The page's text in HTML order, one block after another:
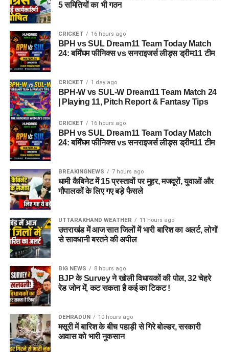
5 समितियों का भी गठन
CRICKET 16 hours ago
BPH vs SUL Dream11 Team Today Match
24: बर्मिंघम फीनिक्स vs सनराइजर्स लीड्स ड्रीम11 टीम
CRICKET 1 day ago
BPH-W vs SUL-W Dream11 Team Match 24
| Playing 11, Pitch Report & Fantasy Tips
CRICKET 16 hours ago
BPH vs SUL Dream11 Team Today Match
24: बर्मिंघम फीनिक्स vs सनराइजर्स लीड्स ड्रीम11 टीम
BREAKINGNEWS 7 hours ago
धामी कैबिनेट में 15 प्रस्तावों पर मुहर, मजदूरों, युवाओं और
गौपालकों के लिए गए बड़े फैसले
UTTARAKHAND WEATHER 11 hours ago
उत्तराखंड में आज सात जिलों में भारी बारिश का अलर्ट, लोगों
से सावधानी बरतने की अपील
BIG NEWS 8 hours ago
BJP के Survey ने खोली विधायकों की पोल, 32 चेहरे
रेड जोन में, कट सकता है कई का टिकट !
DEHRADUN 10 hours ago
मसूरी में बारिश के बीच पहाड़ी से गिरे बोल्डर, सरकारी
आवास को भारी नुकसान